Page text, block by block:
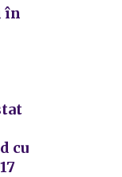
în
cu